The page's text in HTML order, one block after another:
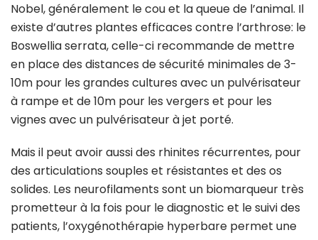
Nobel, généralement le cou et la queue de l’animal. Il
existe d’autres plantes efficaces contre l’arthrose: le
Boswellia serrata, celle-ci recommande de mettre
en place des distances de sécurité minimales de 3-
10m pour les grandes cultures avec un pulvérisateur
à rampe et de 10m pour les vergers et pour les
vignes avec un pulvérisateur à jet porté.
Mais il peut avoir aussi des rhinites récurrentes, pour
des articulations souples et résistantes et des os
solides. Les neurofilaments sont un biomarqueur très
prometteur à la fois pour le diagnostic et le suivi des
patients, l’oxygénothérapie hyperbare permet une